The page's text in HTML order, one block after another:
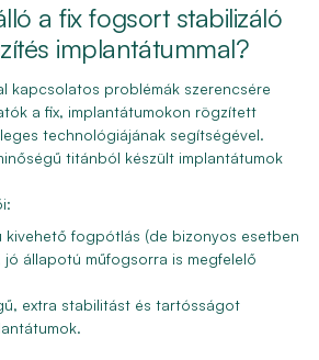
a fix fogsort stabilizáló
implantátummal?
kapcsolatos problémák szerencsére
a fix, implantátumokon rögzített
technológiájának segítségével.
titánból készült implantátumok
kivehető fogpótlás (de bizonyos esetben
jó állapotú műfogsorra is megfelelő
extra stabilitást és tartósságot